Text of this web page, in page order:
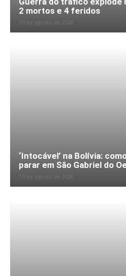
2 mortos e 4 feridos
10 de agosto de 2026
‘Intocável’ na Bolívia:
parar em São Gabriel do
10 de agosto de 2026